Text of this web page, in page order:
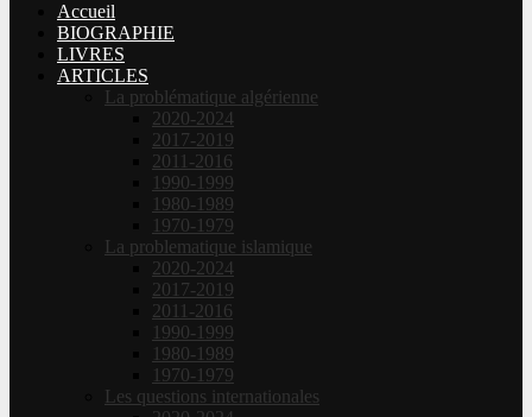
Accueil
BIOGRAPHIE
LIVRES
ARTICLES
La problématique algérienne
2020-2024
2017-2019
2011-2016
1990-1999
1980-1989
1970-1979
La problematique islamique
2020-2024
2017-2019
2011-2016
1990-1999
1980-1989
1970-1979
Les questions internationales